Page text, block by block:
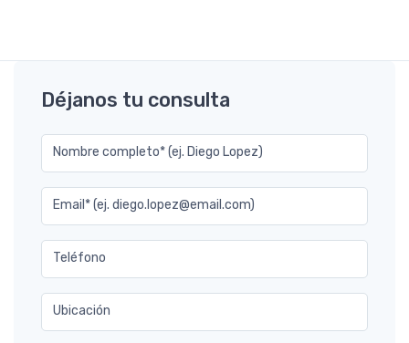
Déjanos tu consulta
Nombre completo* (ej. Diego Lopez)
Email* (ej. diego.lopez@email.com)
Teléfono
Ubicación